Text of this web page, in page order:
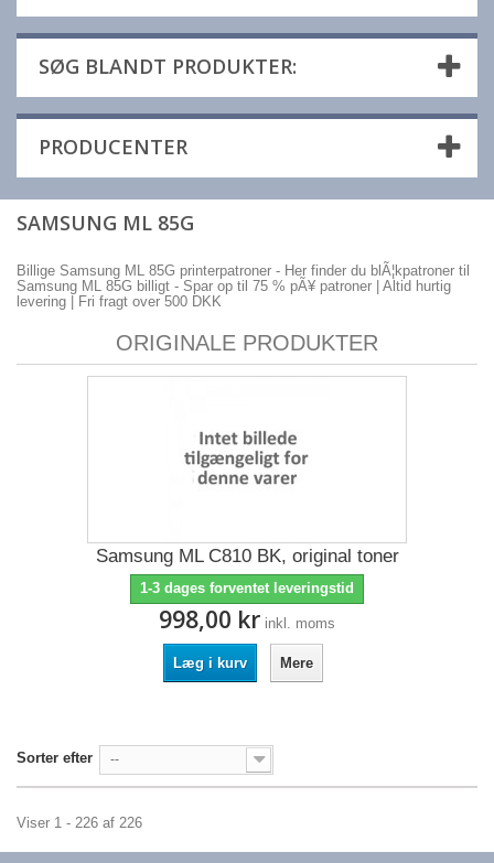
SØG BLANDT PRODUKTER:
PRODUCENTER
SAMSUNG ML 85G
Billige Samsung ML 85G printerpatroner - Her finder du blÃ¦kpatroner til
Samsung ML 85G billigt - Spar op til 75 % pÃ¥ patroner | Altid hurtig
levering | Fri fragt over 500 DKK
ORIGINALE PRODUKTER
Samsung ML C810 BK, original toner
1-3 dages forventet leveringstid
998,00 kr inkl. moms
Læg i kurv Mere
Sorter efter --
Viser 1 - 226 af 226